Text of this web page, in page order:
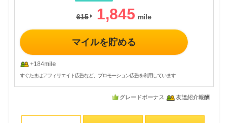
615 1,845
マイルを貯める
+184mile
すぐたまはアフィリエイト広告など、プロモーション広告を利用しています
グレードボーナス 友達紹介報酬